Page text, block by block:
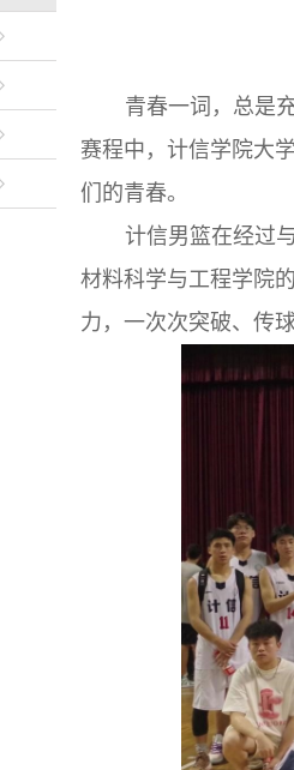
青春一词，总是
赛程中，计信学院大
们的青春。
计信男篮在经过
材料科学与工程学院
力，一次次突破、传